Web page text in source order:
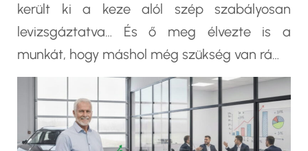
került ki a keze alól szép szabályosan
levizsgáztatva… És ő meg élvezte is a
munkát, hogy máshol még szükség van rá…